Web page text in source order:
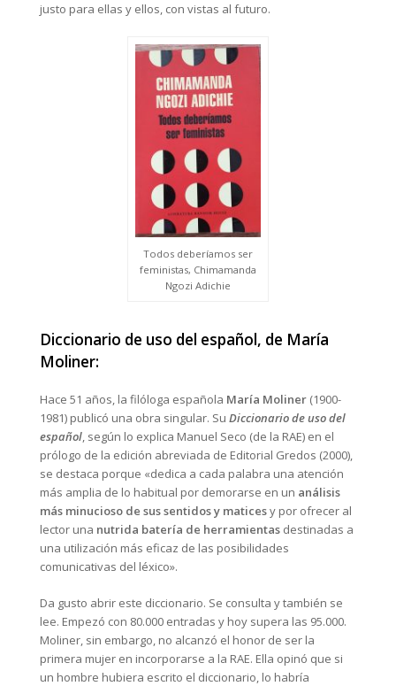
justo para ellas y ellos, con vistas al futuro.
Todos deberíamos ser
feministas, Chimamanda
Ngozi Adichie
Diccionario de uso del español, de María
Moliner:
Hace 51 años, la filóloga española María Moliner(1900-
1981) publicó una obra singular. Su Diccionario de uso del
español, según lo explica Manuel Seco (de la RAE) en el
prólogo de la edición abreviada de Editorial Gredos (2000),
se destaca porque «dedica a cada palabra una atención
más amplia de lo habitual por demorarse en un análisis
más minucioso de sus sentidos y maticesy por ofrecer al
lector una nutrida batería de herramientasdestinadas a
una utilización más eficaz de las posibilidades
comunicativas del léxico».
Da gusto abrir este diccionario. Se consulta y también se
lee. Empezó con 80.000 entradas y hoy supera las 95.000.
Moliner, sin embargo, no alcanzó el honor de ser la
primera mujer en incorporarse a la RAE. Ella opinó que si
un hombre hubiera escrito el diccionario, lo habría